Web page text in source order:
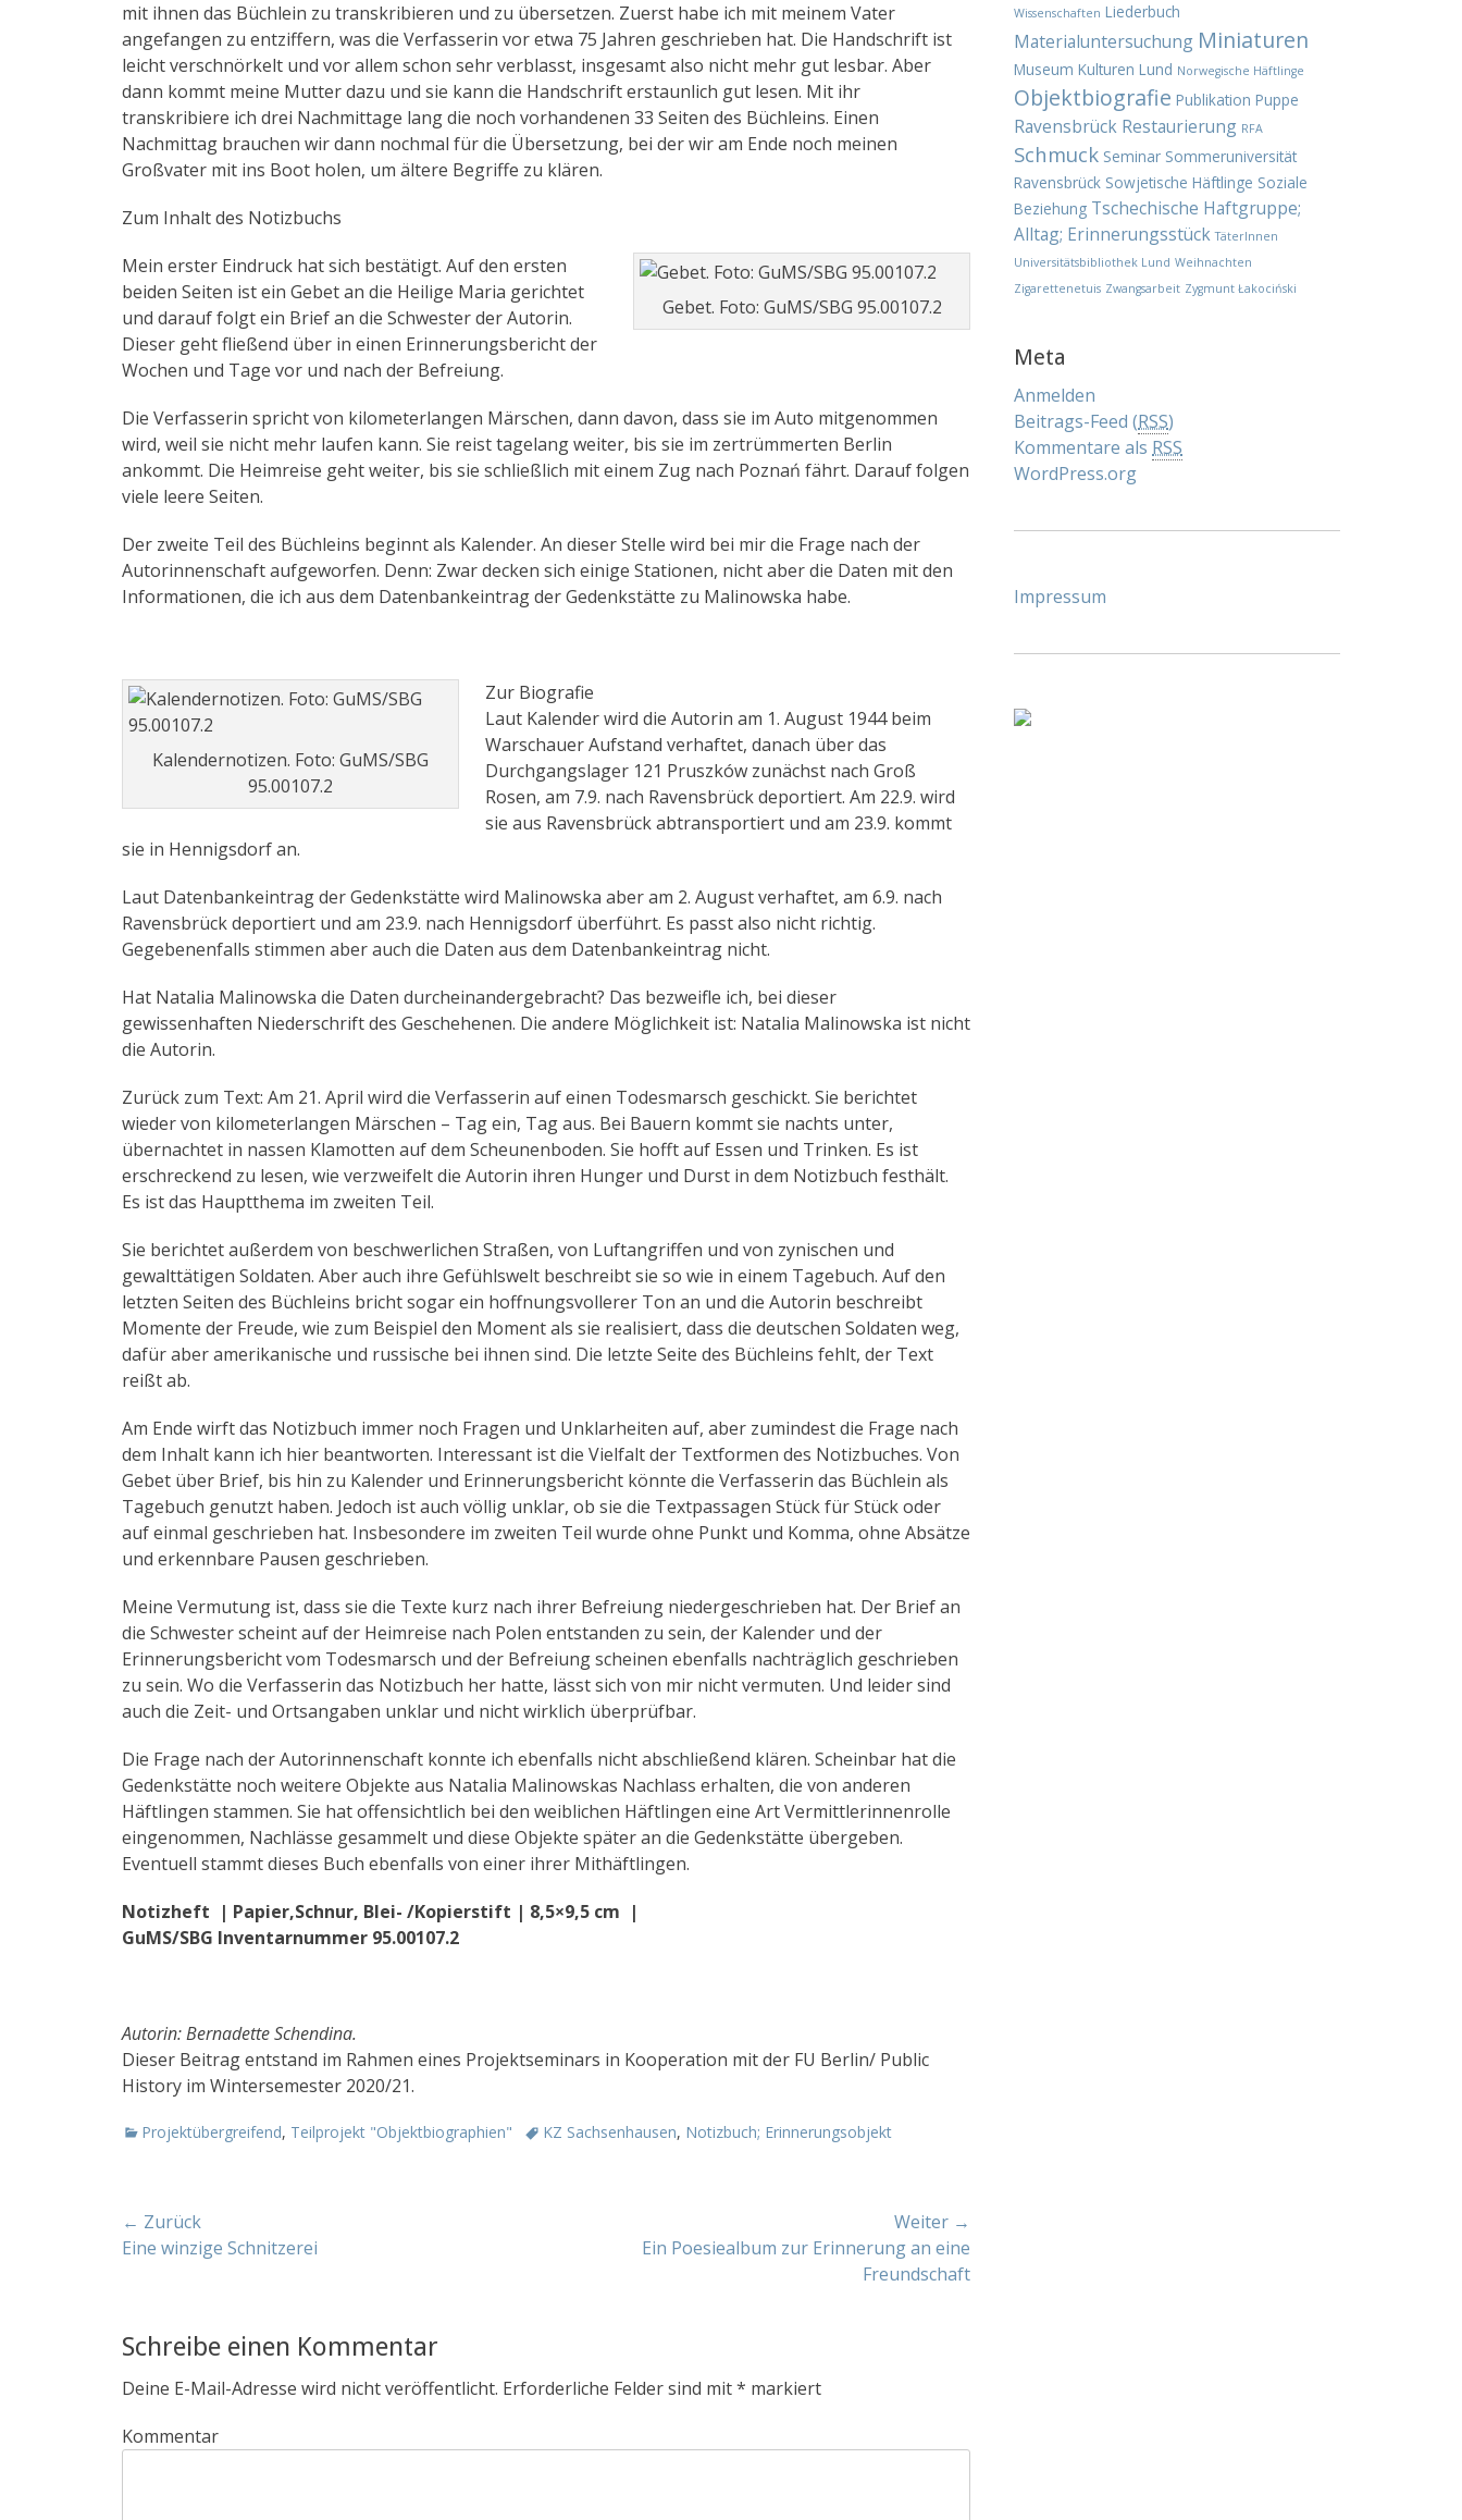
u
t
z
u
r
e
mit ihnen das Büchlein zu transkribieren und zu übersetzen. Zuerst habe ich mit meinem Vater
angefangen zu entziffern, was die Verfasserin vor etwa 75 Jahren geschrieben hat. Die Handschrift ist
leicht verschnörkelt und vor allem schon sehr verblasst, insgesamt also nicht mehr gut lesbar. Aber
dann kommt meine Mutter dazu und sie kann die Handschrift erstaunlich gut lesen. Mit ihr
transkribiere ich drei Nachmittage lang die noch vorhandenen 33 Seiten des Büchleins. Einen
Nachmittag brauchen wir dann nochmal für die Übersetzung, bei der wir am Ende noch meinen
Großvater mit ins Boot holen, um ältere Begriffe zu klären.
Zum Inhalt des Notizbuchs
Gebet. Foto: GuMS/SBG 95.00107.2
Mein erster Eindruck hat sich bestätigt. Auf den ersten
beiden Seiten ist ein Gebet an die Heilige Maria gerichtet
und darauf folgt ein Brief an die Schwester der Autorin.
Dieser geht fließend über in einen Erinnerungsbericht der
Wochen und Tage vor und nach der Befreiung.
Die Verfasserin spricht von kilometerlangen Märschen, dann davon, dass sie im Auto mitgenommen
wird, weil sie nicht mehr laufen kann. Sie reist tagelang weiter, bis sie im zertrümmerten Berlin
ankommt. Die Heimreise geht weiter, bis sie schließlich mit einem Zug nach Poznań fährt. Darauf folgen
viele leere Seiten.
Der zweite Teil des Büchleins beginnt als Kalender. An dieser Stelle wird bei mir die Frage nach der
Autorinnenschaft aufgeworfen. Denn: Zwar decken sich einige Stationen, nicht aber die Daten mit den
Informationen, die ich aus dem Datenbankeintrag der Gedenkstätte zu Malinowska habe.
Kalendernotizen. Foto: GuMS/SBG
95.00107.2
Zur Biografie
Laut Kalender wird die Autorin am 1. August 1944 beim
Warschauer Aufstand verhaftet, danach über das
Durchgangslager 121 Pruszków zunächst nach Groß
Rosen, am 7.9. nach Ravensbrück deportiert. Am 22.9. wird
sie aus Ravensbrück abtransportiert und am 23.9. kommt
sie in Hennigsdorf an.
Laut Datenbankeintrag der Gedenkstätte wird Malinowska aber am 2. August verhaftet, am 6.9. nach
Ravensbrück deportiert und am 23.9. nach Hennigsdorf überführt. Es passt also nicht richtig.
Gegebenenfalls stimmen aber auch die Daten aus dem Datenbankeintrag nicht.
Hat Natalia Malinowska die Daten durcheinandergebracht? Das bezweifle ich, bei dieser
gewissenhaften Niederschrift des Geschehenen. Die andere Möglichkeit ist: Natalia Malinowska ist nicht
die Autorin.
Zurück zum Text: Am 21. April wird die Verfasserin auf einen Todesmarsch geschickt. Sie berichtet
wieder von kilometerlangen Märschen – Tag ein, Tag aus. Bei Bauern kommt sie nachts unter,
übernachtet in nassen Klamotten auf dem Scheunenboden. Sie hofft auf Essen und Trinken. Es ist
erschreckend zu lesen, wie verzweifelt die Autorin ihren Hunger und Durst in dem Notizbuch festhält.
Es ist das Hauptthema im zweiten Teil.
Sie berichtet außerdem von beschwerlichen Straßen, von Luftangriffen und von zynischen und
gewalttätigen Soldaten. Aber auch ihre Gefühlswelt beschreibt sie so wie in einem Tagebuch. Auf den
letzten Seiten des Büchleins bricht sogar ein hoffnungsvollerer Ton an und die Autorin beschreibt
Momente der Freude, wie zum Beispiel den Moment als sie realisiert, dass die deutschen Soldaten weg,
dafür aber amerikanische und russische bei ihnen sind. Die letzte Seite des Büchleins fehlt, der Text
reißt ab.
Am Ende wirft das Notizbuch immer noch Fragen und Unklarheiten auf, aber zumindest die Frage nach
dem Inhalt kann ich hier beantworten. Interessant ist die Vielfalt der Textformen des Notizbuches. Von
Gebet über Brief, bis hin zu Kalender und Erinnerungsbericht könnte die Verfasserin das Büchlein als
Tagebuch genutzt haben. Jedoch ist auch völlig unklar, ob sie die Textpassagen Stück für Stück oder
auf einmal geschrieben hat. Insbesondere im zweiten Teil wurde ohne Punkt und Komma, ohne Absätze
und erkennbare Pausen geschrieben.
Meine Vermutung ist, dass sie die Texte kurz nach ihrer Befreiung niedergeschrieben hat. Der Brief an
die Schwester scheint auf der Heimreise nach Polen entstanden zu sein, der Kalender und der
Erinnerungsbericht vom Todesmarsch und der Befreiung scheinen ebenfalls nachträglich geschrieben
zu sein. Wo die Verfasserin das Notizbuch her hatte, lässt sich von mir nicht vermuten. Und leider sind
auch die Zeit- und Ortsangaben unklar und nicht wirklich überprüfbar.
Die Frage nach der Autorinnenschaft konnte ich ebenfalls nicht abschließend klären. Scheinbar hat die
Gedenkstätte noch weitere Objekte aus Natalia Malinowskas Nachlass erhalten, die von anderen
Häftlingen stammen. Sie hat offensichtlich bei den weiblichen Häftlingen eine Art Vermittlerinnenrolle
eingenommen, Nachlässe gesammelt und diese Objekte später an die Gedenkstätte übergeben.
Eventuell stammt dieses Buch ebenfalls von einer ihrer Mithäftlingen.
Notizheft | Papier,Schnur, Blei- /Kopierstift | 8,5×9,5 cm |
GuMS/SBG Inventarnummer 95.00107.2
Autorin: Bernadette Schendina.
Dieser Beitrag entstand im Rahmen eines Projektseminars in Kooperation mit der FU Berlin/ Public
History im Wintersemester 2020/21.
K
g
o
n
Projektübergreifend, Teilprojekt "Objektbiographien"
S KZ Sachsenhausen, Notizbuch; Erinnerungsobjekt
Beitrags-
Navigation
← Zurück
Vorheriger
Eine winzige Schnitzerei
Weiter →
Ein Poesiealbum zur Erinnerung an eine
Freundschaft
Schreibe einen Kommentar
Deine E-Mail-Adresse wird nicht veröffentlicht. Erforderliche Felder sind mit* markiert
Kommentar
Wissenschaften Liederbuch
Materialuntersuchung Miniaturen
Museum Kulturen Lund Norwegische Häftlinge
Objektbiografie Publikation Puppe
Ravensbrück Restaurierung RFA
Schmuck Seminar Sommeruniversität
Ravensbrück Sowjetische Häftlinge Soziale
Beziehung Tschechische Haftgruppe;
Alltag; Erinnerungsstück TäterInnen
Universitätsbibliothek Lund Weihnachten
Zigarettenetuis Zwangsarbeit Zygmunt Łakociński
Meta
Anmelden
Beitrags-Feed (RSS)
Kommentare als RSS
WordPress.org
Impressum